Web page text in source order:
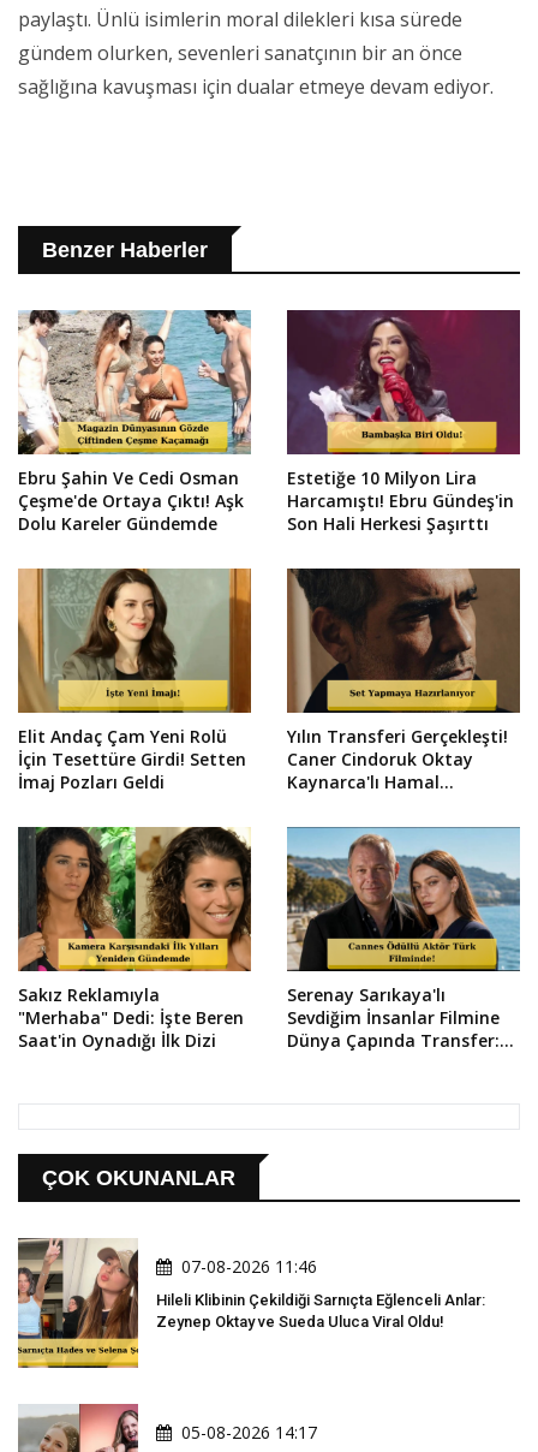
paylaştı. Ünlü isimlerin moral dilekleri kısa sürede
gündem olurken, sevenleri sanatçının bir an önce
sağlığına kavuşması için dualar etmeye devam ediyor.
Benzer Haberler
Ebru Şahin Ve Cedi Osman
Çeşme'de Ortaya Çıktı! Aşk
Dolu Kareler Gündemde
Estetiğe 10 Milyon Lira
Harcamıştı! Ebru Gündeş'in
Son Hali Herkesi Şaşırttı
Elit Andaç Çam Yeni Rolü
İçin Tesettüre Girdi! Setten
İmaj Pozları Geldi
Yılın Transferi Gerçekleşti!
Caner Cindoruk Oktay
Kaynarca'lı Hamal
Sakız Reklamıyla
"Merhaba" Dedi: İşte Beren
Saat'in Oynadığı İlk Dizi
Serenay Sarıkaya'lı
Sevdiğim İnsanlar Filmine
Dünya Çapında Transfer:
ÇOK OKUNANLAR
07-08-2026 11:46
Hileli Klibinin Çekildiği Sarnıçta Eğlenceli Anlar:
Zeynep Oktay ve Sueda Uluca Viral Oldu!
05-08-2026 14:17